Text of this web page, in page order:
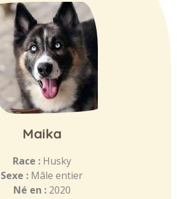
Maika
Race : Husky
Sexe : Mâle entier
Né en : 2020